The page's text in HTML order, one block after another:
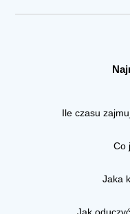
Ile czasu
Co
Jaka